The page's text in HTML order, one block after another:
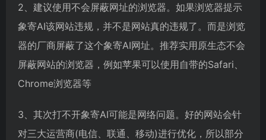
2、建议使用不会屏蔽网址的浏览器。如果浏览器提示
象寄AI该网站违规，并不是网站真的违规了。而是浏览
器的厂商屏蔽了这个象寄AI网址。推荐实用原生态不会
屏蔽网站的浏览器，例如苹果可以使用自带的Safari、
Chrome浏览器等
3、其次打不开象寄AI可能是网络问题。好的网站会针
对三大运营商(电信、联通、移动)进行优化，所以部分